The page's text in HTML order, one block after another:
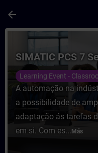
arrow_back
Curso -
SIMATIC PCS 7
Learning Event -
A automação na
a possibilidade de
adaptação ás tarefas
em si. Com es... Más